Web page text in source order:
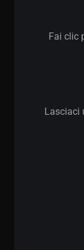
Fai clic
Lasciaci